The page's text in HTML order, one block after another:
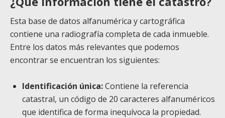
Esta base de datos alfanumérica y cartográfica
contiene una radiografía completa de cada inmueble.
Entre los datos más relevantes que podemos
encontrar se encuentran los siguientes:
Identificación única:Contiene la referencia
catastral, un código de 20 caracteres alfanuméricos
que identifica de forma inequívoca la propiedad.